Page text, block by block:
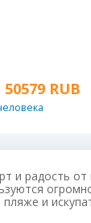
50579 RUB
и радость
и